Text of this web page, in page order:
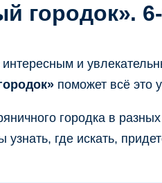
городок».
и
поможет всё это
городка в
узнать, где искать,